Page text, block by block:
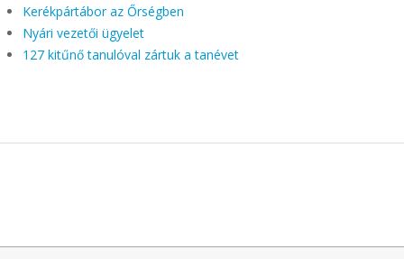
Kerékpártábor az Őrségben
Nyári vezetői ügyelet
127 kitűnő tanulóval zártuk a tanévet